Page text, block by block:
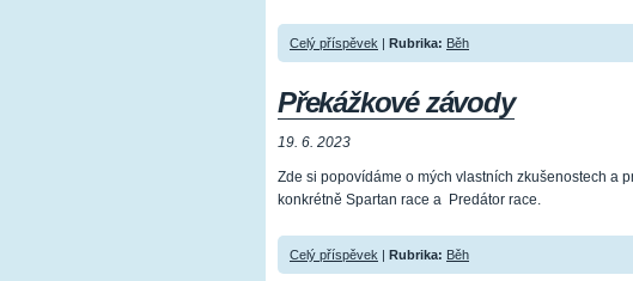
Celý příspěvek | Rubrika: Běh
Překážkové závody
19. 6. 2023
Zde si popovídáme o mých vlastních zkušenostech a
konkrétně Spartan race a Predátor race.
Celý příspěvek | Rubrika: Běh